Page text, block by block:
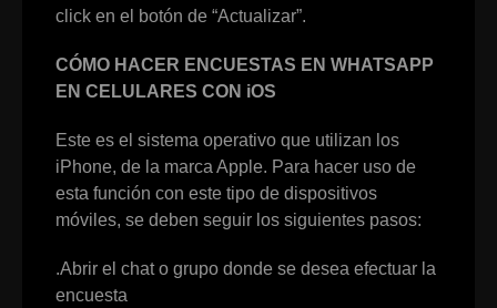
click en el botón de “Actualizar”.
CÓMO HACER ENCUESTAS EN WHATSAPP
EN CELULARES CON iOS
Este es el sistema operativo que utilizan los
iPhone, de la marca Apple. Para hacer uso de
esta función con este tipo de dispositivos
móviles, se deben seguir los siguientes pasos:
.Abrir el chat o grupo donde se desea efectuar la
encuesta